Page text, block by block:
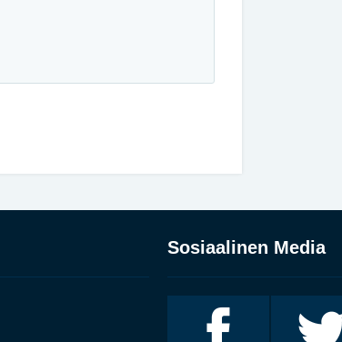
Sosiaalinen Media
Invalidiliitto
Facebookissa
Invalidiliitto
Twitterissä